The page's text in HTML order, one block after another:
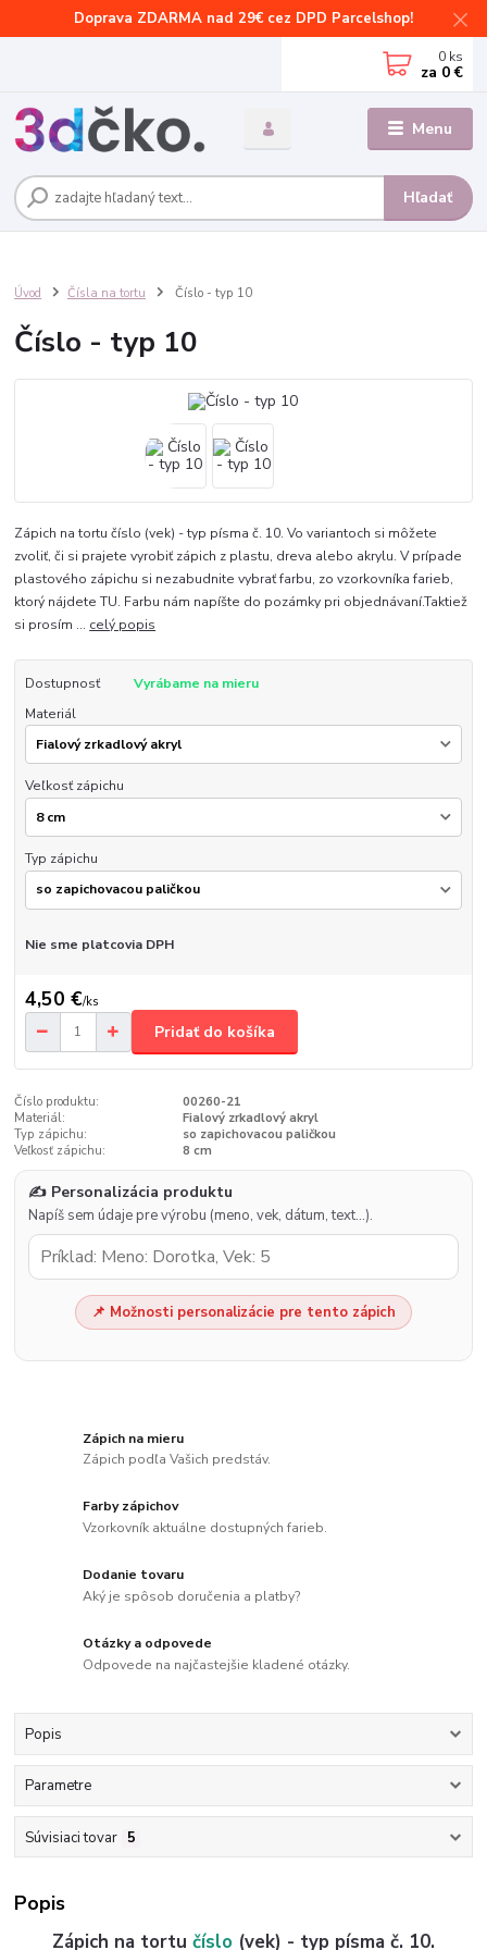
Doprava ZDARMA nad 29€ cez DPD Parcelshop!
Menu
Hľadať
0 ks
za 0 €
Úvod Čísla na tortu Číslo - typ 10
Číslo - typ 10
Zápich na tortu číslo (vek) - typ písma č. 10. Vo variantoch si môžete
zvoliť, či si prajete vyrobiť zápich z plastu, dreva alebo akrylu. V prípade
plastového zápichu si nezabudnite vybrať farbu, zo vzorkovníka farieb,
ktorý nájdete TU. Farbu nám napíšte do pozámky pri objednávaní.Taktiež
si prosím ... celý popis
Dostupnosť
Vyrábame na mieru
Materiál
Veľkosť zápichu
Typ zápichu
Nie sme platcovia DPH
4,50 €/ks
Pridať do košíka
Číslo produktu:
00260-21
Materiál:
Fialový zrkadlový akryl
Typ zápichu:
so zapichovacou paličkou
Veľkosť zápichu:
8 cm
✍️ Personalizácia produktu
Napíš sem údaje pre výrobu (meno, vek, dátum, text…).
📌 Možnosti personalizácie pre tento zápich
Zápich na mieru
Zápich podľa Vašich predstáv.
Farby zápichov
Vzorkovník aktuálne dostupných farieb.
Dodanie tovaru
Aký je spôsob doručenia a platby?
Otázky a odpovede
Odpovede na najčastejšie kladené otázky.
Popis
Parametre
Súvisiaci tovar 5
Popis
Zápich na tortu číslo (vek) - typ písma č. 10.